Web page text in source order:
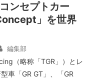
ンセプトカー
」を世界
編集部
（略称「TGR」）とレ
車「GR GT」、「GR